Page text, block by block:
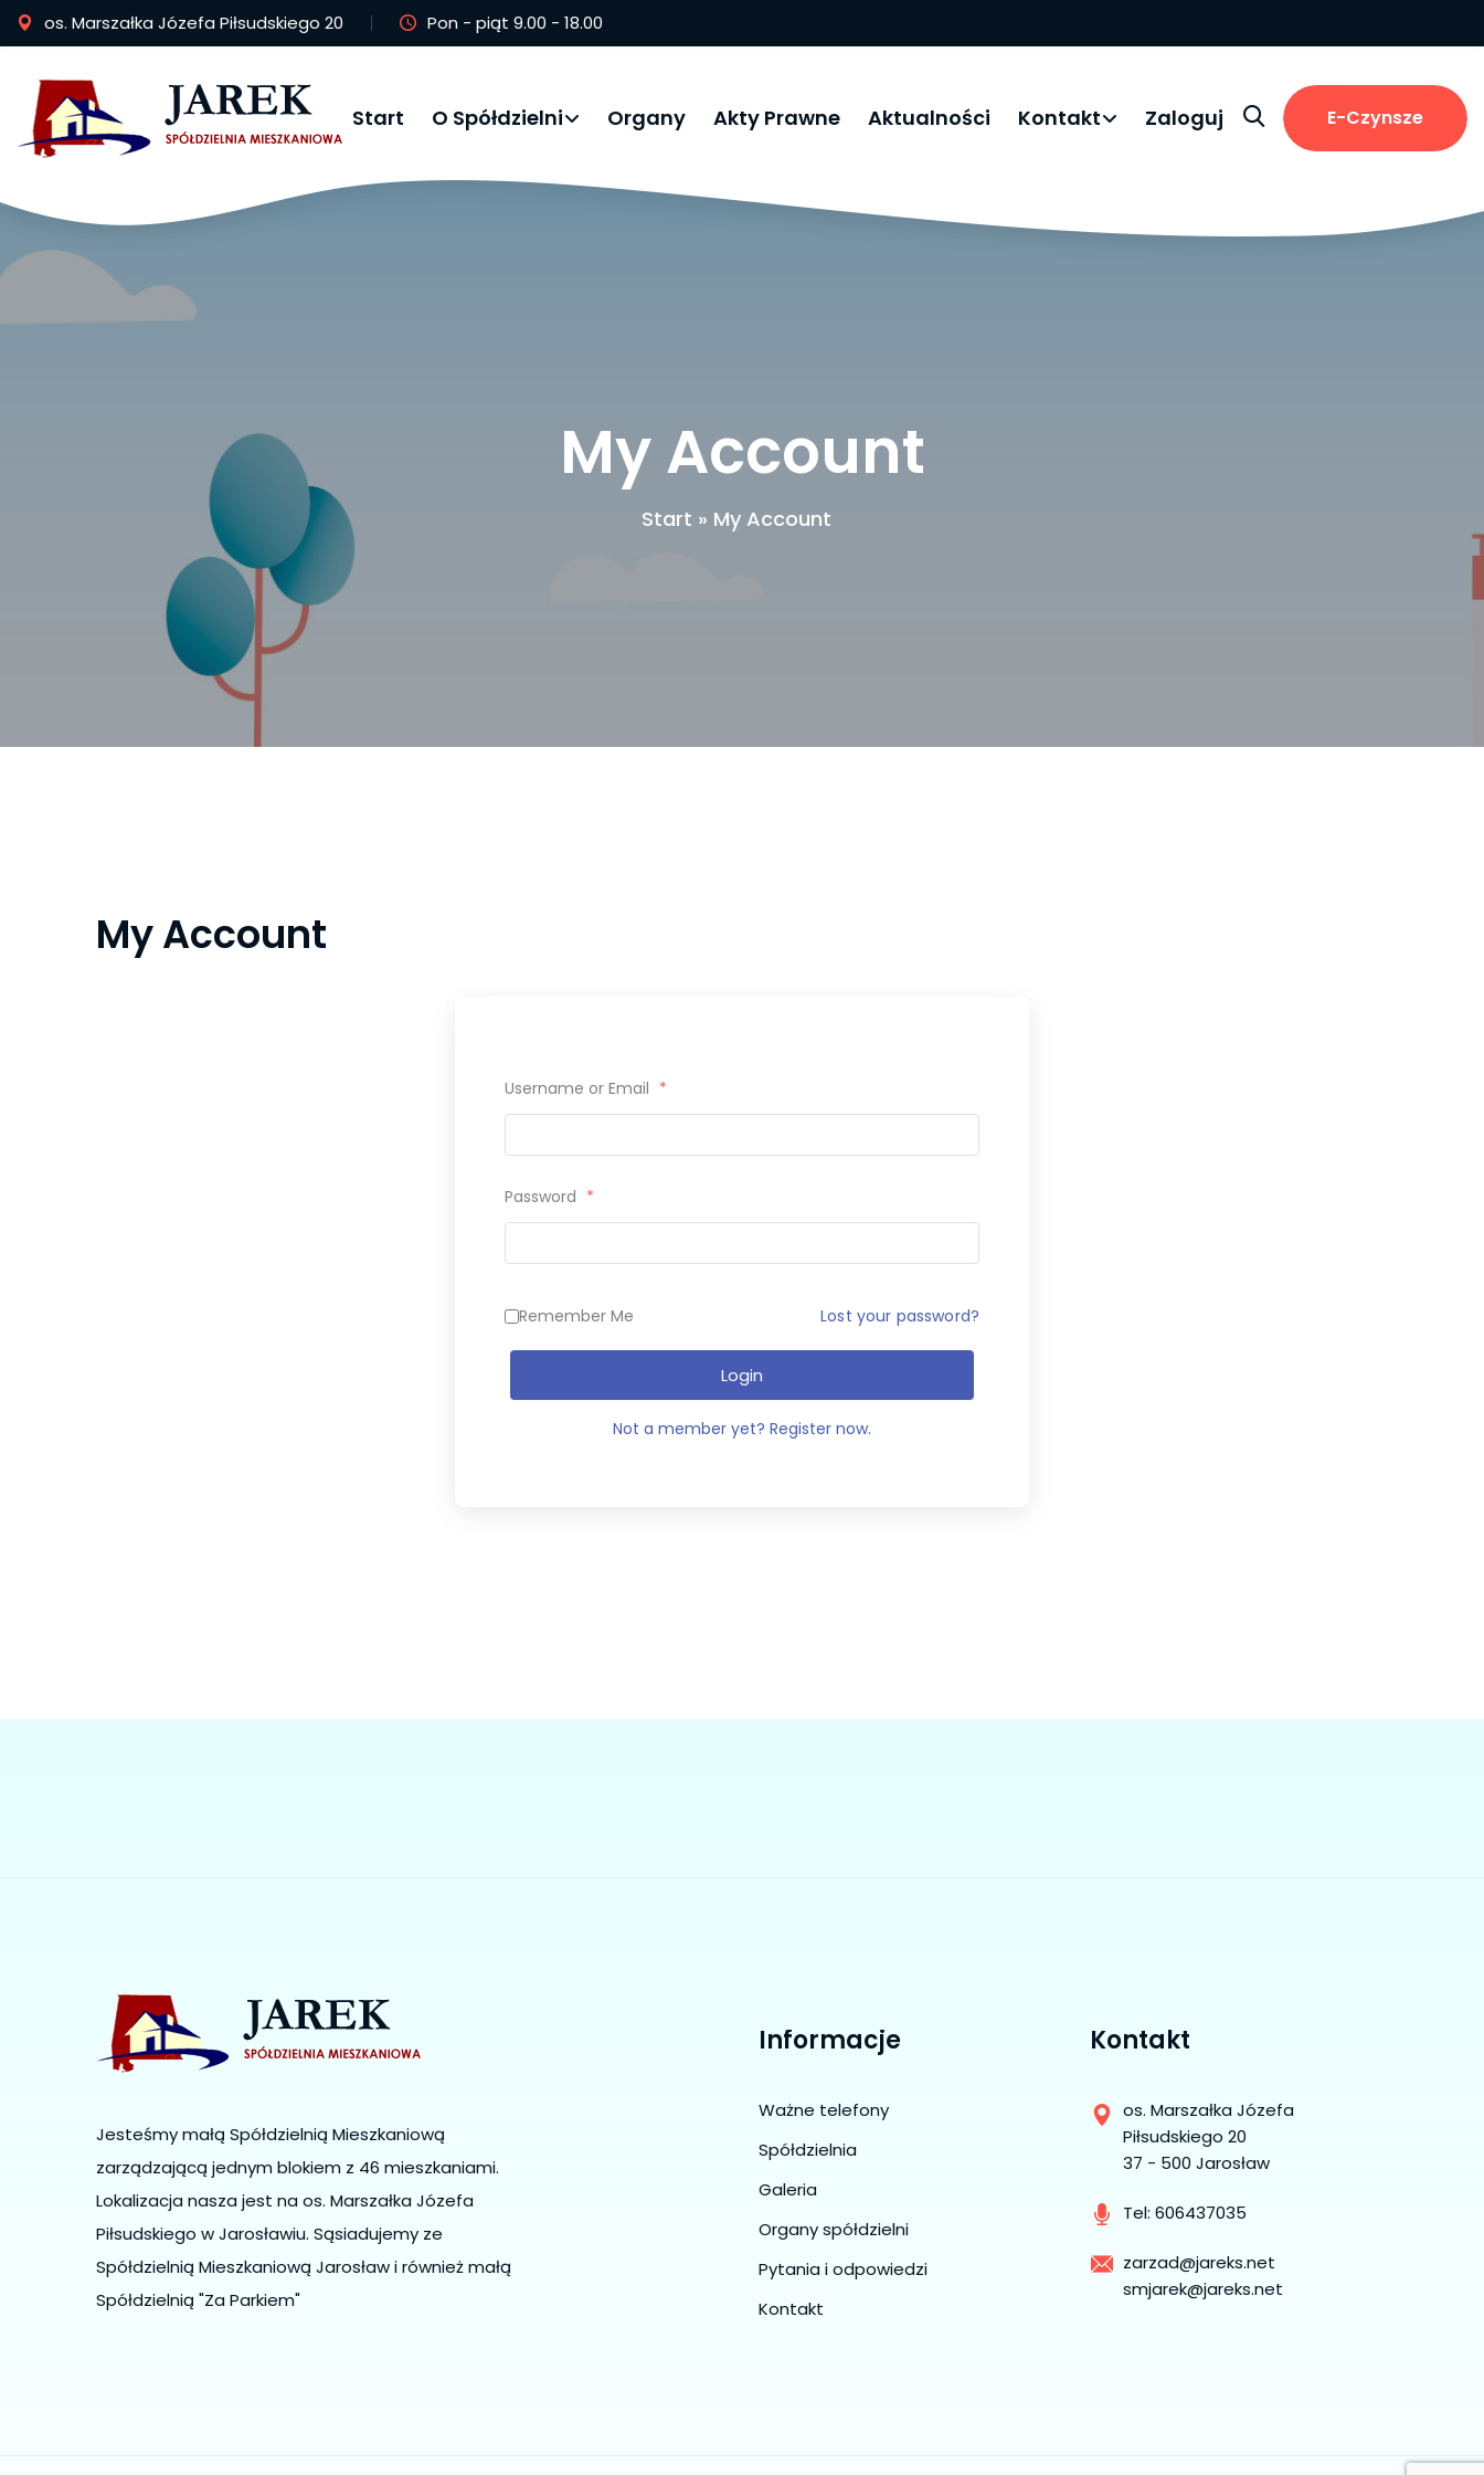
Skip
to
os. Marszałka Józefa Piłsudskiego 20 Pon - piąt 9.00 - 18.00
Start O Spółdzielni Organy Akty Prawne Aktualności Kontakt Zaloguj E-Czynsze
My Account
Start » My Account
My Account
Username or Email *
Password *
Remember Me Lost your password?
Login
Not a member yet? Register now.
Jesteśmy małą Spółdzielnią Mieszkaniową
zarządzającą jednym blokiem z 46 mieszkaniami.
Lokalizacja nasza jest na os. Marszałka Józefa
Piłsudskiego w Jarosławiu. Sąsiadujemy ze
Spółdzielnią Mieszkaniową Jarosław i również małą
Spółdzielnią "Za Parkiem"
Informacje
Ważne telefony
Spółdzielnia
Galeria
Organy spółdzielni
Pytania i odpowiedzi
Kontakt
Kontakt
os. Marszałka Józefa
Piłsudskiego 20
37 - 500 Jarosław
Tel: 606437035
zarzad@jareks.net
smjarek@jareks.net